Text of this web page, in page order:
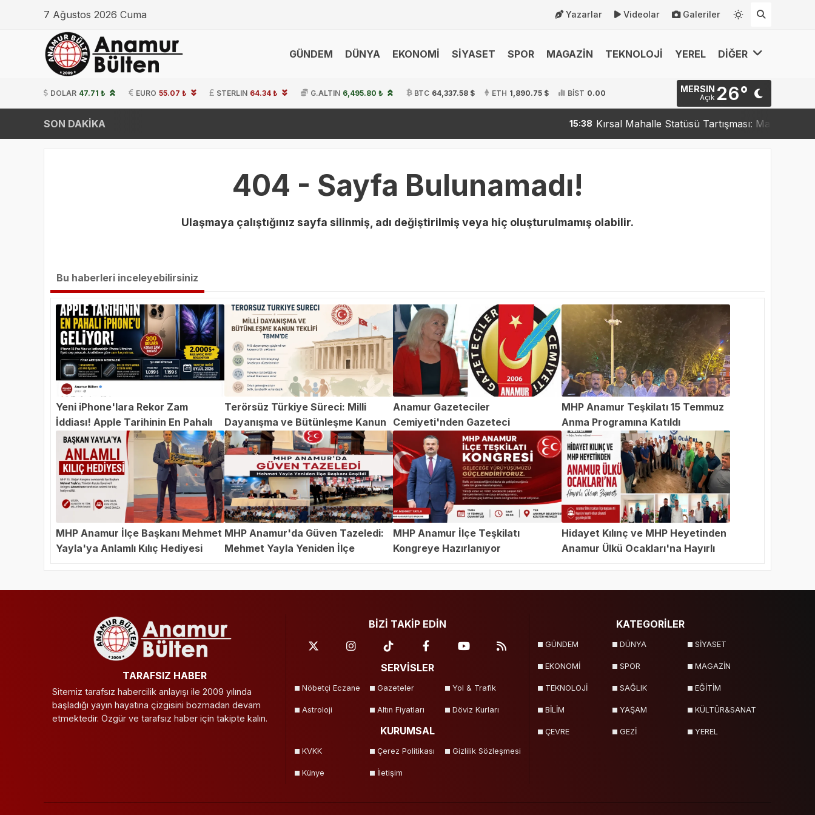
7 Ağustos 2026 Cuma Yazarlar Videolar Galeriler
GÜNDEM DÜNYA EKONOMİ SİYASET SPOR MAGAZİN TEKNOLOJİ YEREL DİĞER
DOLAR 47.71 ₺ EURO 55.07 ₺ STERLIN 64.34 ₺ G.ALTIN 6,495.80 ₺ BTC 64,337.58 $ ETH 1,890.75 $ BİST 0.00 MERSIN
Açık 26°
SON DAKİKA 15:38 Kırsal Mahalle Statüsü Tartışması: Mahalleler
404 - Sayfa Bulunamadı!
Ulaşmaya çalıştığınız sayfa silinmiş, adı değiştirilmiş veya hiç oluşturulmamış olabilir.
Bu haberleri inceleyebilirsiniz
Yeni iPhone'lara Rekor Zam
İddiası! Apple Tarihinin En Pahalı
iPhone'u Geliyor
Terörsüz Türkiye Süreci: Milli
Dayanışma ve Bütünleşme Kanun
Teklifi TBMM'de
Anamur Gazeteciler
Cemiyeti'nden Gazeteci
Abdülvahap Şehitoğlu'na Yapılan
Saldırıya Kınama
MHP Anamur Teşkilatı 15 Temmuz
Anma Programına Katıldı
MHP Anamur İlçe Başkanı Mehmet
Yayla'ya Anlamlı Kılıç Hediyesi
MHP Anamur'da Güven Tazeledi:
Mehmet Yayla Yeniden İlçe
MHP Anamur İlçe Teşkilatı
Kongreye Hazırlanıyor
Hidayet Kılınç ve MHP Heyetinden
Anamur Ülkü Ocakları'na Hayırlı
TARAFSIZ HABER
Sitemiz tarafsız habercilik anlayışı ile 2009 yılında
başladığı yayın hayatına çizgisini bozmadan devam
etmektedir. Özgür ve tarafsız haber için takipte kalın.
BİZİ TAKİP EDİN
SERVİSLER
Nöbetçi Eczane Gazeteler Yol & Trafik
Astroloji Altın Fiyatları Döviz Kurları
KURUMSAL
KVKK Çerez Politikası Gizlilik Sözleşmesi
Künye İletişim
KATEGORİLER
GÜNDEM DÜNYA SİYASET
EKONOMİ SPOR MAGAZİN
TEKNOLOJİ SAĞLIK EĞİTİM
BİLİM YAŞAM KÜLTÜR&SANAT
ÇEVRE GEZİ YEREL